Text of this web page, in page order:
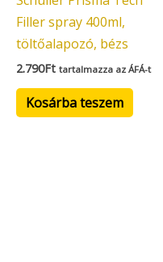
Filler spray 400ml,
töltőalapozó, bézs
2.790Ft tartalmazza az ÁFÁ-t
Kosárba teszem